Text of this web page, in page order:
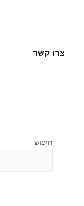
צרו קשר
חיפוש